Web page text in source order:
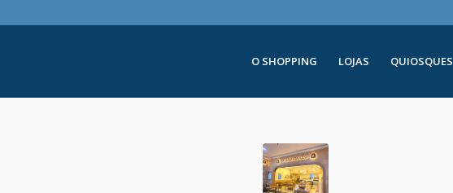
O SHOPPING LOJAS QUIOSQUES